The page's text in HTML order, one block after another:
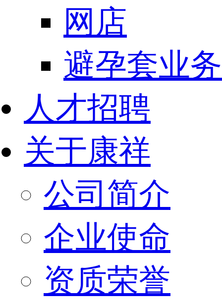
网店
避孕套业务
人才招聘
关于康祥
公司简介
企业使命
资质荣誉